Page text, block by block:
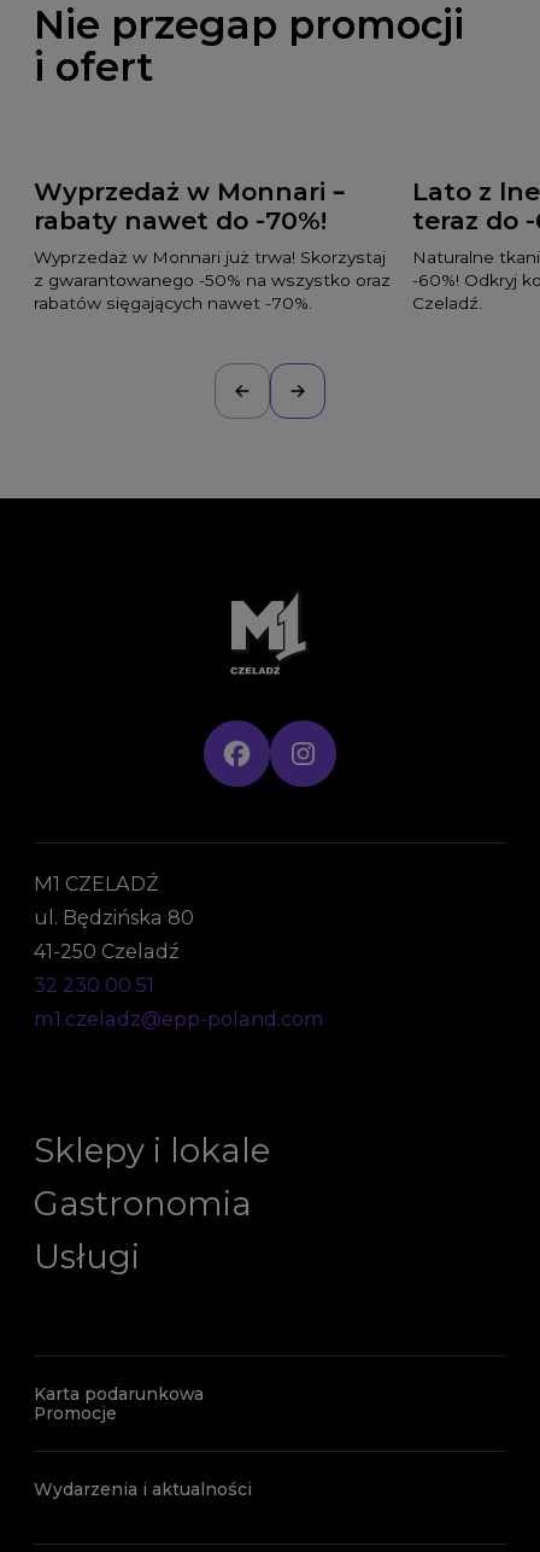
Nie przegap promocji
i ofert
Wyprzedaż w Monnari –
rabaty nawet do -70%!
Wyprzedaż w Monnari już trwa! Skorzystaj
z gwarantowanego -50% na wszystko oraz
rabatów sięgających nawet -70%.
Lato z
teraz do
Naturalne
-60%! Odkryj
Czeladź.
M1 CZELADŹ
ul. Będzińska 80
41-250 Czeladź
32 230 00 51
m1.czeladz@epp-poland.com
Sklepy i lokale
Gastronomia
Usługi
Karta podarunkowa
Promocje
Wydarzenia i aktualności